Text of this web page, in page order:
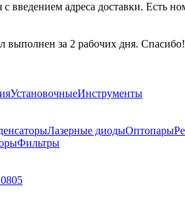
введением адреса доставки. Есть
выполнен за 2 рабочих дня. Спасибо!
УстановочныеИнструменты
Лазерные диодыОптопары
Фильтры